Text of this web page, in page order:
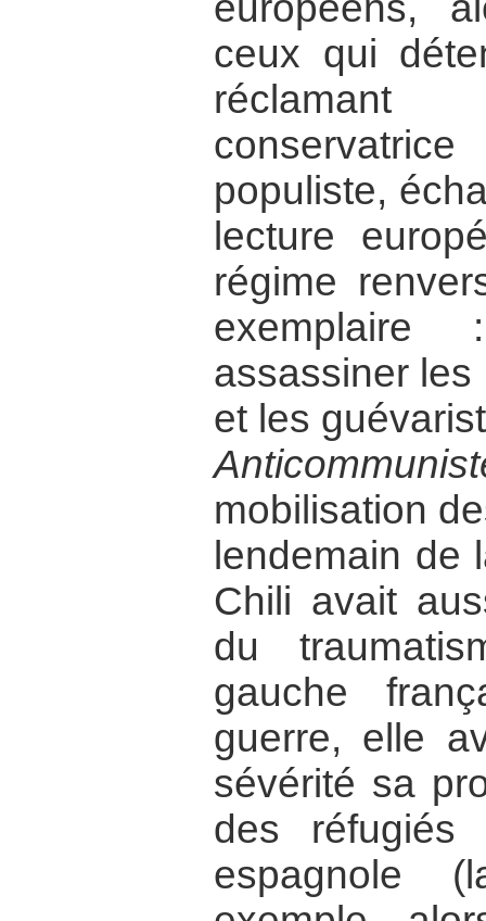
ceux qui
réclamant
populiste,
lecture
régime
assassiner
et les
mobilisation
lendemain de
Chili avait
du
gauche
guerre, elle
sévérité sa
des
espagnole